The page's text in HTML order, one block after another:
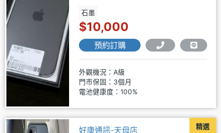
石墨
$10,000
預約訂購
外觀機況：A級
門市保固：3個月
電池健康度：100%
精選
好康通訊-天母店